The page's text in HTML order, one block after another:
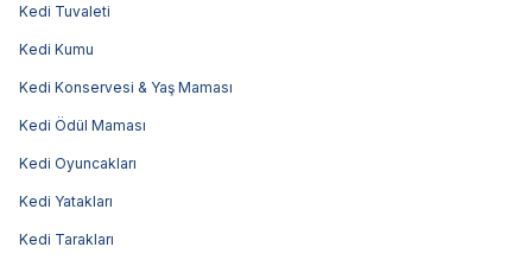
Kedi Tuvaleti
Kedi Kumu
Kedi Konservesi & Yaş Maması
Kedi Ödül Maması
Kedi Oyuncakları
Kedi Yatakları
Kedi Tarakları